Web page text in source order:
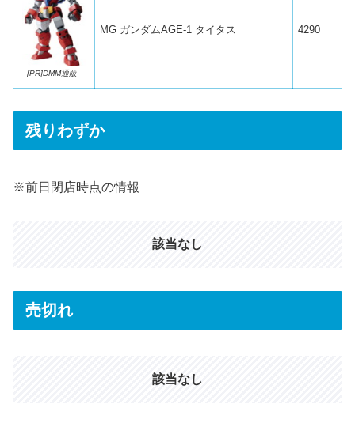
[PR]DMM通販
MG ガンダムAGE-1 タイタス 4290
残りわずか
※前日閉店時点の情報
該当なし
売切れ
該当なし